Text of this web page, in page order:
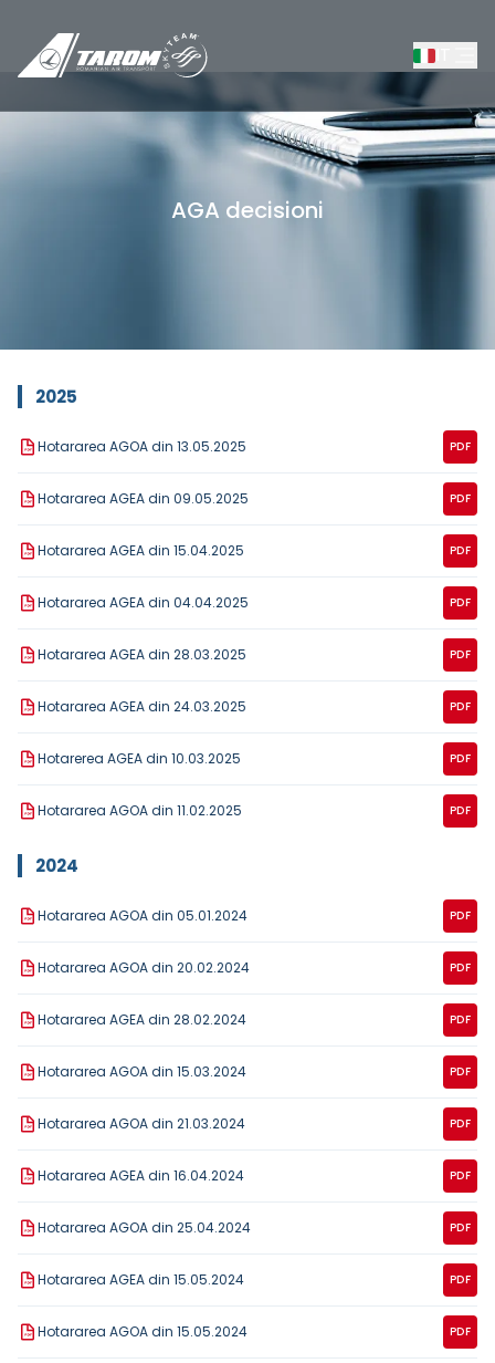
AGA decisioni
2025
Hotararea AGOA din 13.05.2025 PDF
Hotararea AGEA din 09.05.2025 PDF
Hotararea AGEA din 15.04.2025 PDF
Hotararea AGEA din 04.04.2025 PDF
Hotararea AGEA din 28.03.2025 PDF
Hotararea AGEA din 24.03.2025 PDF
Hotarerea AGEA din 10.03.2025 PDF
Hotararea AGOA din 11.02.2025 PDF
2024
Hotararea AGOA din 05.01.2024 PDF
Hotararea AGOA din 20.02.2024 PDF
Hotararea AGEA din 28.02.2024 PDF
Hotararea AGOA din 15.03.2024 PDF
Hotararea AGOA din 21.03.2024 PDF
Hotararea AGEA din 16.04.2024 PDF
Hotararea AGOA din 25.04.2024 PDF
Hotararea AGEA din 15.05.2024 PDF
Hotararea AGOA din 15.05.2024 PDF